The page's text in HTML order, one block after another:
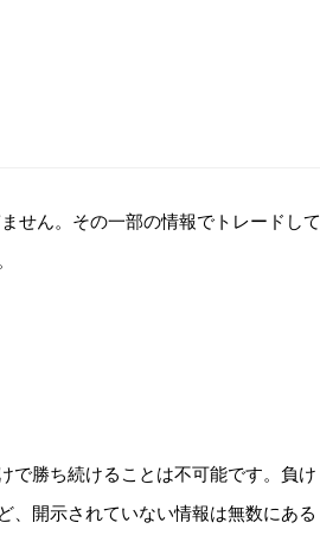
せん。その一部の情報でトレードして
で勝ち続けることは不可能です。負け
、開示されていない情報は無数にある